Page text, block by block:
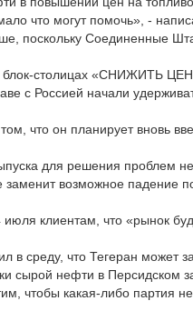
что могут помочь», -
поскольку Соединенные
блок-столицах «СНИЖИТЬ
с Россией начали
что он планирует вновь
для решения проблем
возможное падение
клиентам, что «рынок
среду, что Тегеран может
сырой нефти в Персидском
чтобы какая-либо партия